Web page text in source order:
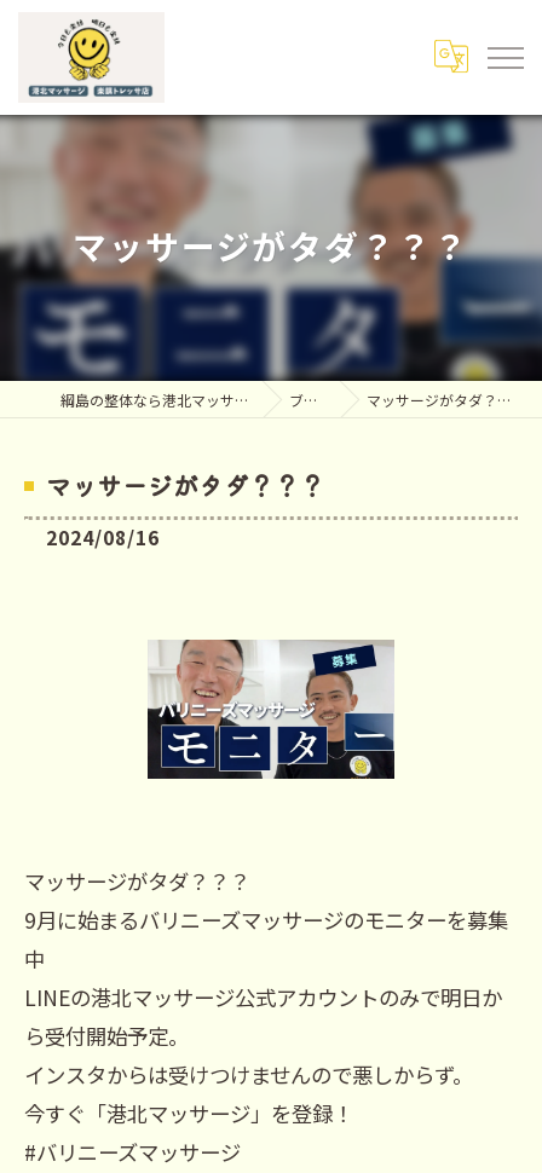
マッサージがタダ？？？
綱島の整体なら港北マッサージ ブログ マッサージがタダ？？？
マッサージがタダ？？？
2024/08/16
マッサージがタダ？？？
9月に始まるバリニーズマッサージのモニターを募集
中
LINEの港北マッサージ公式アカウントのみで明日か
ら受付開始予定。
インスタからは受けつけませんので悪しからず。
今すぐ「港北マッサージ」を登録！
#バリニーズマッサージ